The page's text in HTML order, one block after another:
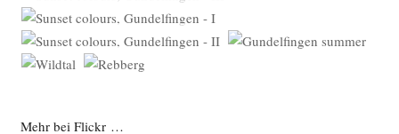
Mehr bei Flickr …